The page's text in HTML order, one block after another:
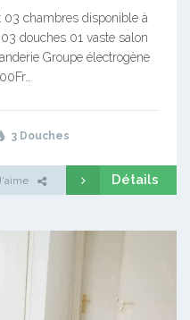
03 chambres disponible à
douches 01 vaste salon
Groupe électrogène
3 Douches
J'aime Détails